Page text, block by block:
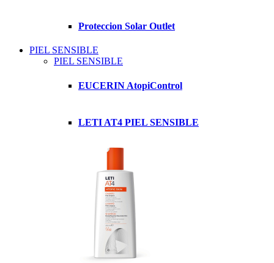
Proteccion Solar Outlet
PIEL SENSIBLE
PIEL SENSIBLE
EUCERIN AtopiControl
LETI AT4 PIEL SENSIBLE